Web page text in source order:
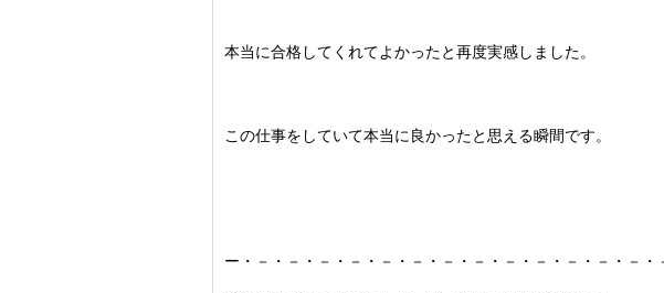
本当に合格してくれてよかったと再度実感しました。
この仕事をしていて本当に良かったと思える瞬間です。
ー・－・－・－・－・－・－・－・－・－・－・－・－・－